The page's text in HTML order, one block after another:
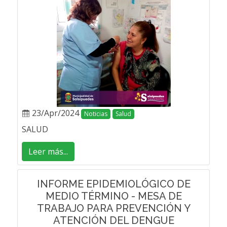
23/Apr/2024 Noticias Salud
SALUD
Leer más...
INFORME EPIDEMIOLÓGICO DE
MEDIO TÉRMINO - MESA DE
TRABAJO PARA PREVENCIÓN Y
ATENCIÓN DEL DENGUE